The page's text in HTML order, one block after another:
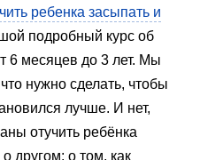
ребенка засыпать и
подробный курс об
6 месяцев до 3 лет. Мы
нужно сделать, чтобы
лучше. И нет,
отучить ребёнка
другом: о том, как